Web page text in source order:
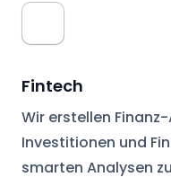
Fintech
Wir erstellen
Investitionen und
smarten Analysen